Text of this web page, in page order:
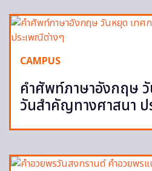
CAMPUS
คำศัพท์ภาษาอังกฤษ
วันสำคัญทางศาสนา